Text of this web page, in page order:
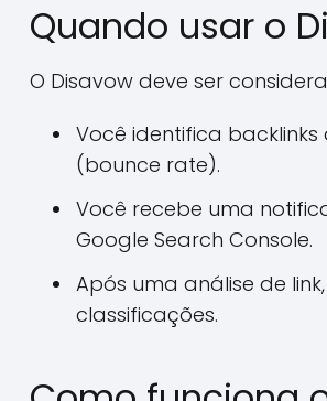
Quando usar o
O Disavow deve ser
Você identifica
(bounce rate).
Você recebe uma
Google Search Console.
Após uma análise de
classificações.